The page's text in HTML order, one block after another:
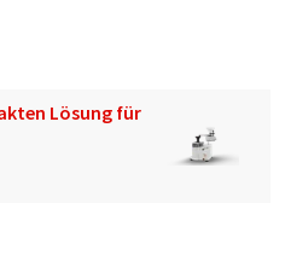
Lösung für